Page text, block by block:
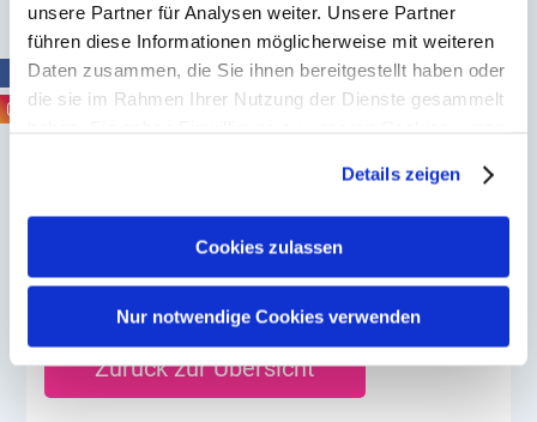
unsere Partner für Analysen weiter. Unsere Partner
führen diese Informationen möglicherweise mit weiteren
Daten zusammen, die Sie ihnen bereitgestellt haben oder
die sie im Rahmen Ihrer Nutzung der Dienste gesammelt
Datenschutzerklärungmehr
darüber, wer wir sind, wie Sie uns kontaktieren können
und wie wir personenbezogene Daten verarbeiten.
Sie können Ihre Einwilligung jederzeit von der
Details zeigen
Cookies zulassen
Nur notwendige Cookies verwenden
Termine
Momentan sind keine Termine geplant.
Bitte beachte, dass wir uns vorbehalten, das
Teilnehmerzahl abzusagen.
Zurück zur Übersicht